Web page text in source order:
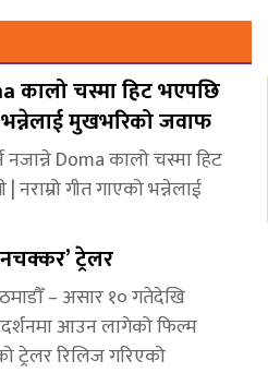
कालो चस्मा हिट भएपछि
भन्नेलाई मुखभरिको जवाफ
नजान्ने Doma कालो चस्मा हिट
गीत गाएको भन्नेलाई
ट्रेलर
– असार १० गतेदेखि
आउन लागेको फिल्म
ट्रेलर रिलिज गरिएको